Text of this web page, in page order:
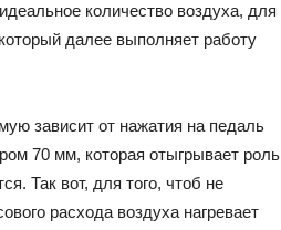
количество воздуха, для
далее выполняет работу
зависит от нажатия на педаль
70 мм, которая отыгрывает роль
Так вот, для того, чтоб не
расхода воздуха нагревает